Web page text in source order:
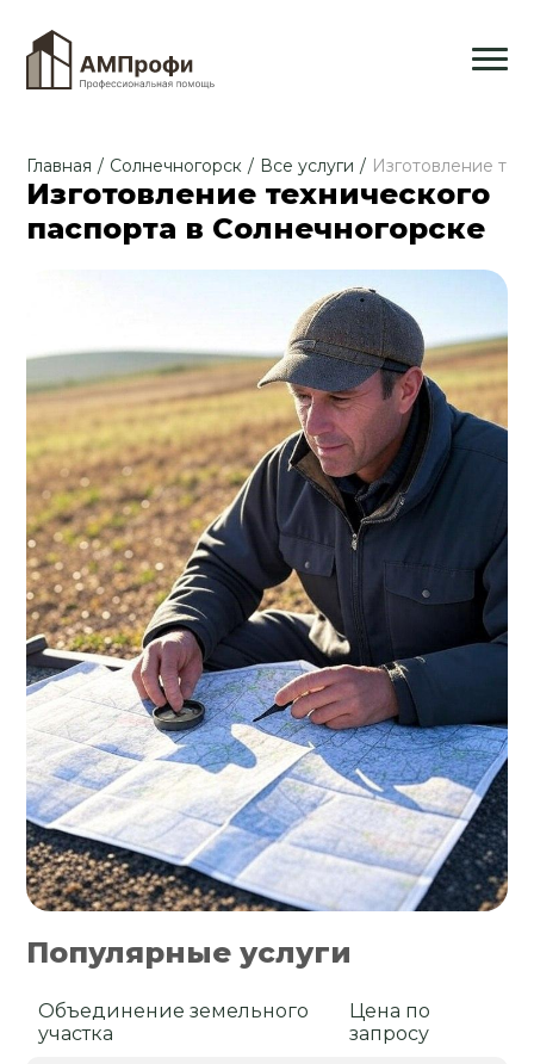
Главная / Солнечногорск / Все услуги / Изготовление
Изготовление технического
паспорта в Солнечногорске
Популярные услуги
Объединение земельного
участка
Цена по
запросу